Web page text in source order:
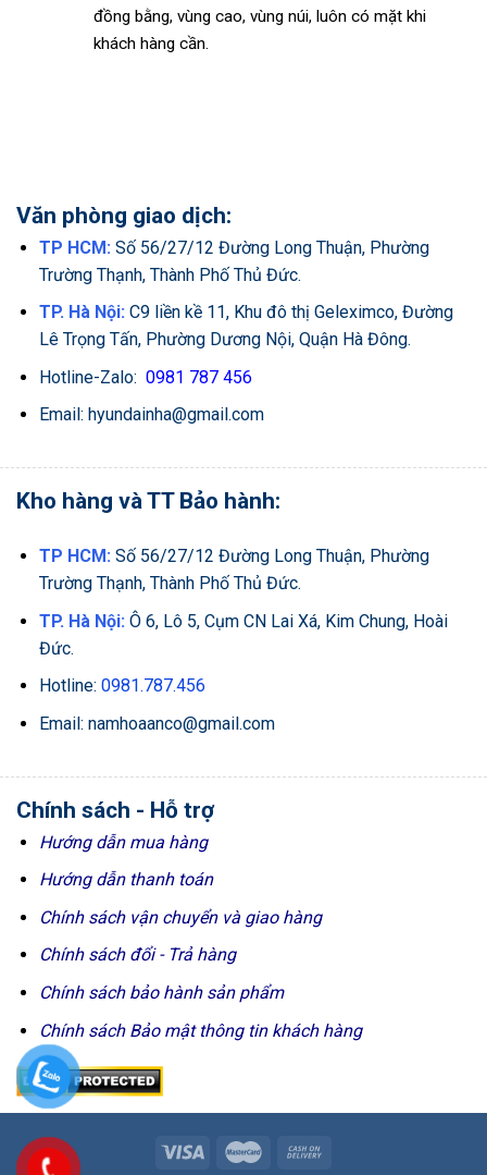
đồng bằng, vùng cao, vùng núi, luôn có mặt khi
khách hàng cần.
Văn phòng giao dịch:
TP HCM: Số 56/27/12 Đường Long Thuận, Phường
Trường Thạnh, Thành Phố Thủ Đức.
TP. Hà Nội:C9 liền kề 11, Khu đô thị Geleximco, Đường
Lê Trọng Tấn, Phường Dương Nội, Quận Hà Đông.
Hotline-Zalo: 0981 787 456
Email: hyundainha@gmail.com
Kho hàng và TT Bảo hành:
TP HCM:Số 56/27/12 Đường Long Thuận, Phường
Trường Thạnh, Thành Phố Thủ Đức.
TP. Hà Nội: Ô 6, Lô 5, Cụm CN Lai Xá, Kim Chung, Hoài
Đức.
Hotline: 0981.787.456
Email: namhoaanco@gmail.com
Chính sách - Hỗ trợ
Hướng dẫn mua hàng
Hướng dẫn thanh toán
Chính sách vận chuyển và giao hàng
Chính sách đổi - Trả hàng
Chính sách bảo hành sản phẩm
Chính sách Bảo mật thông tin khách hàng